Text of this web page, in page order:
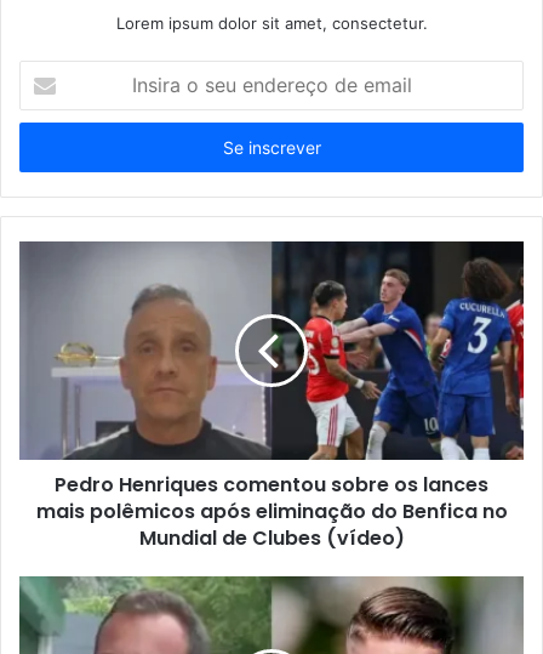
Lorem ipsum dolor sit amet, consectetur.
seu
de
email
Pedro Henriques comentou sobre os lances
mais polêmicos após eliminação do Benfica no
Mundial de Clubes (vídeo)